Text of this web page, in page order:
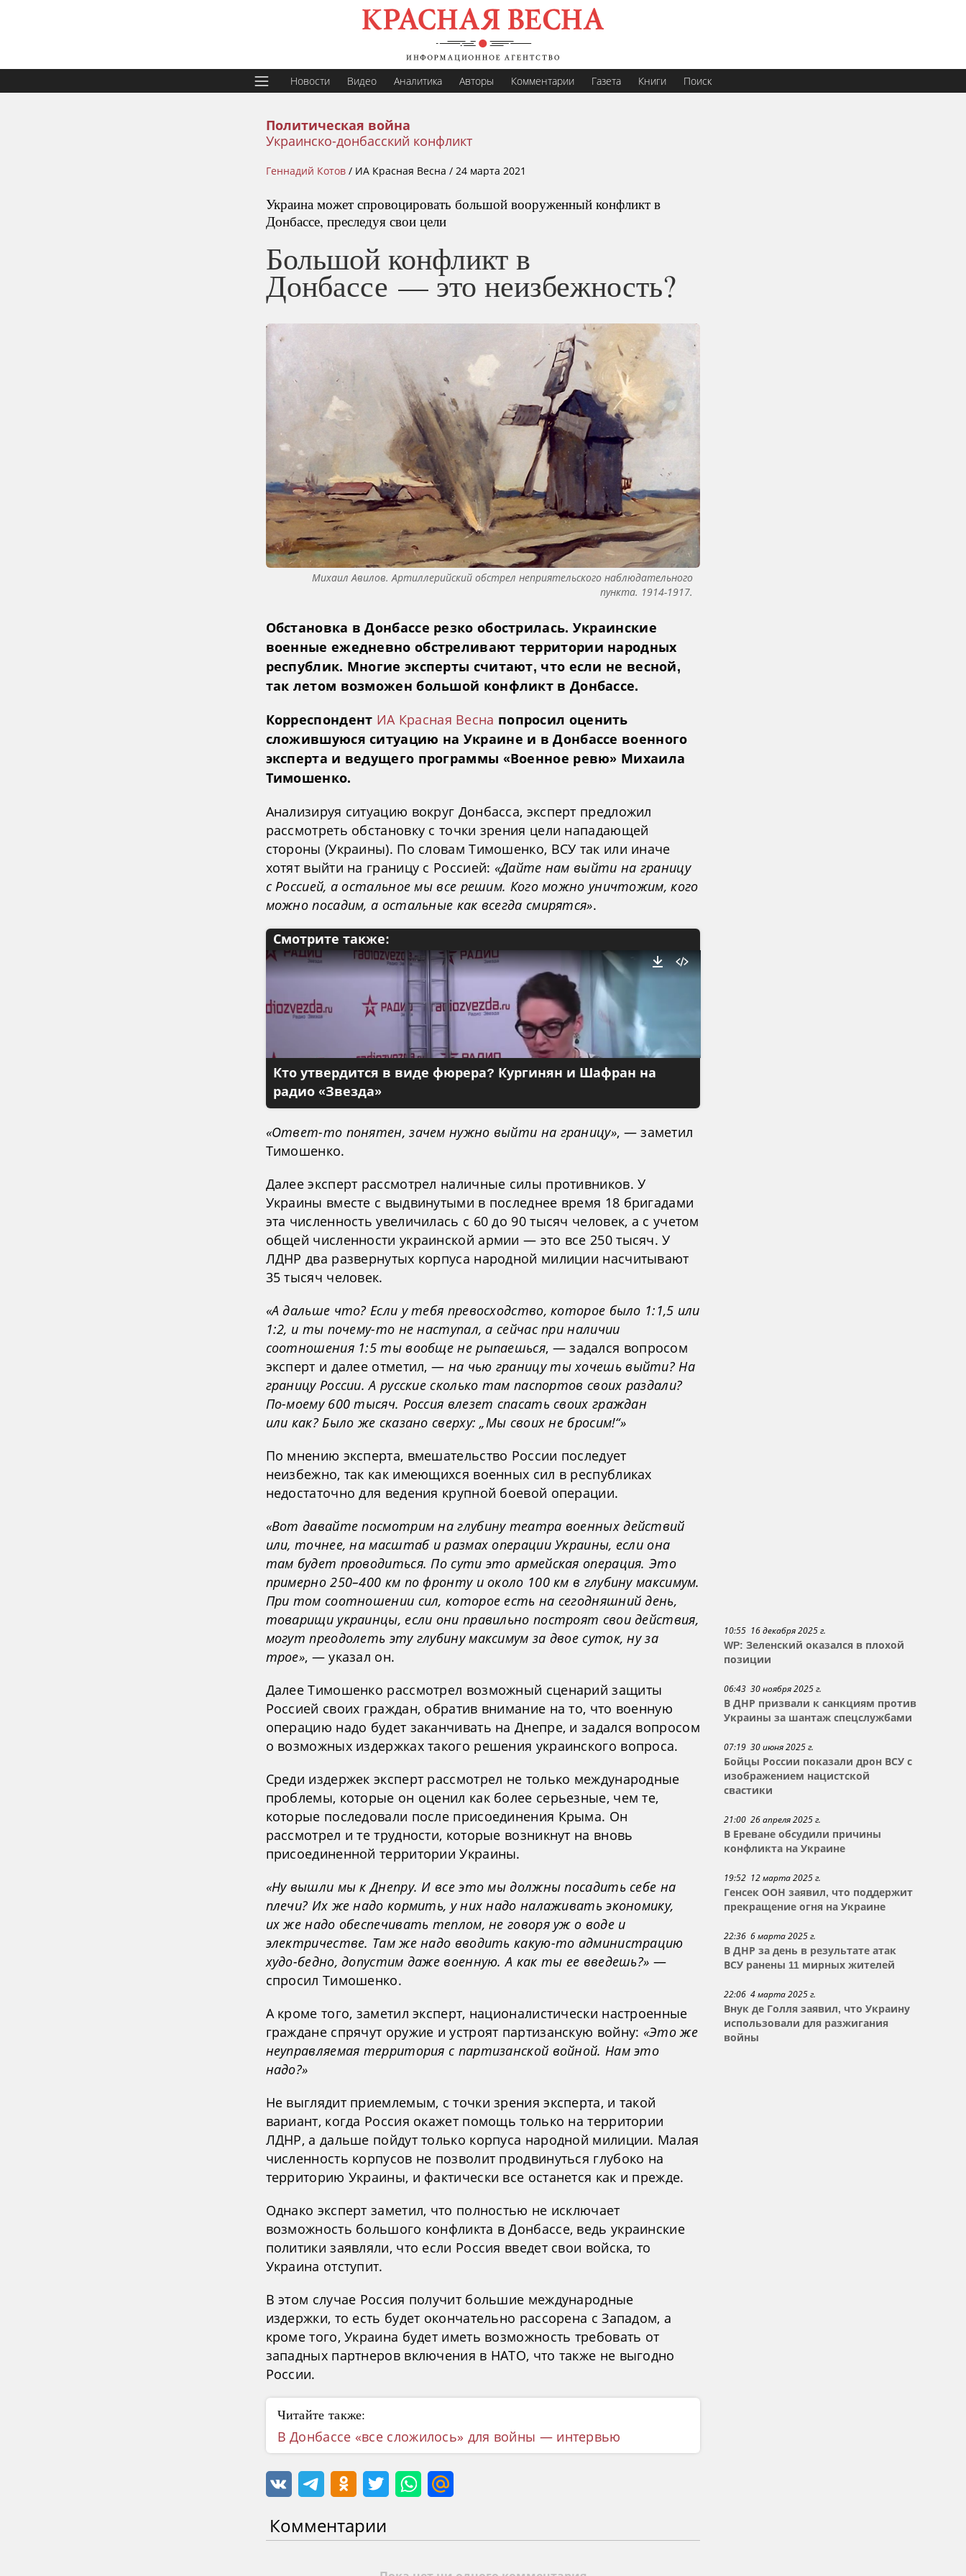
Новости Видео Аналитика Авторы Комментарии Газета Книги Поиск
Политическая война
Украинско-донбасский конфликт
Геннадий Котов/ ИА Красная Весна / 24 марта 2021
Украина может спровоцировать большой вооруженный конфликт в
Донбассе, преследуя свои цели
Большой конфликт в
Донбассе — это неизбежность?
Михаил Авилов. Артиллерийский обстрел неприятельского наблюдательного
пункта. 1914-1917.
Обстановка в Донбассе резко обострилась. Украинские
военные ежедневно обстреливают территории народных
республик. Многие эксперты считают, что если не весной,
так летом возможен большой конфликт в Донбассе.
Корреспондент ИА Красная Весна попросил оценить
сложившуюся ситуацию на Украине и в Донбассе военного
эксперта и ведущего программы «Военное ревю» Михаила
Тимошенко.
Анализируя ситуацию вокруг Донбасса, эксперт предложил
рассмотреть обстановку с точки зрения цели нападающей
стороны (Украины). По словам Тимошенко, ВСУ так или иначе
хотят выйти на границу с Россией: «Дайте нам выйти на границу
с Россией, а остальное мы все решим. Кого можно уничтожим, кого
можно посадим, а остальные как всегда смирятся».
Смотрите также:
Кто утвердится в виде фюрера? Кургинян и Шафран на
радио «Звезда»
«Ответ-то понятен, зачем нужно выйти на границу», — заметил
Тимошенко.
Далее эксперт рассмотрел наличные силы противников. У
Украины вместе с выдвинутыми в последнее время 18 бригадами
эта численность увеличилась с 60 до 90 тысяч человек, а с учетом
общей численности украинской армии — это все 250 тысяч. У
ЛДНР два развернутых корпуса народной милиции насчитывают
35 тысяч человек.
«А дальше что? Если у тебя превосходство, которое было 1:1,5 или
1:2, и ты почему-то не наступал, а сейчас при наличии
соотношения 1:5 ты вообще не рыпаешься, — задался вопросом
эксперт и далее отметил, — на чью границу ты хочешь выйти? На
границу России. А русские сколько там паспортов своих раздали?
По-моему 600 тысяч. Россия влезет спасать своих граждан
или как? Было же сказано сверху: „Мы своих не бросим!“»
По мнению эксперта, вмешательство России последует
неизбежно, так как имеющихся военных сил в республиках
недостаточно для ведения крупной боевой операции.
«Вот давайте посмотрим на глубину театра военных действий
или, точнее, на масштаб и размах операции Украины, если она
там будет проводиться. По сути это армейская операция. Это
примерно 250–400 км по фронту и около 100 км в глубину максимум.
При том соотношении сил, которое есть на сегодняшний день,
товарищи украинцы, если они правильно построят свои действия,
могут преодолеть эту глубину максимум за двое суток, ну за
трое», — указал он.
Далее Тимошенко рассмотрел возможный сценарий защиты
Россией своих граждан, обратив внимание на то, что военную
операцию надо будет заканчивать на Днепре, и задался вопросом
о возможных издержках такого решения украинского вопроса.
Среди издержек эксперт рассмотрел не только международные
проблемы, которые он оценил как более серьезные, чем те,
которые последовали после присоединения Крыма. Он
рассмотрел и те трудности, которые возникнут на вновь
присоединенной территории Украины.
«Ну вышли мы к Днепру. И все это мы должны посадить себе на
плечи? Их же надо кормить, у них надо налаживать экономику,
их же надо обеспечивать теплом, не говоря уж о воде и
электричестве. Там же надо вводить какую-то администрацию
худо-бедно, допустим даже военную. А как ты ее введешь?» —
спросил Тимошенко.
А кроме того, заметил эксперт, националистически настроенные
граждане спрячут оружие и устроят партизанскую войну: «Это же
неуправляемая территория с партизанской войной. Нам это
надо?»
Не выглядит приемлемым, с точки зрения эксперта, и такой
вариант, когда Россия окажет помощь только на территории
ЛДНР, а дальше пойдут только корпуса народной милиции. Малая
численность корпусов не позволит продвинуться глубоко на
территорию Украины, и фактически все останется как и прежде.
Однако эксперт заметил, что полностью не исключает
возможность большого конфликта в Донбассе, ведь украинские
политики заявляли, что если Россия введет свои войска, то
Украина отступит.
В этом случае Россия получит большие международные
издержки, то есть будет окончательно рассорена с Западом, а
кроме того, Украина будет иметь возможность требовать от
западных партнеров включения в НАТО, что также не выгодно
России.
Читайте также:
В Донбассе «все сложилось» для войны — интервью
Комментарии
10:55 16 декабря 2025 г.
WP: Зеленский оказался в плохой
позиции
06:43 30 ноября 2025 г.
В ДНР призвали к санкциям против
Украины за шантаж спецслужбами
07:19 30 июня 2025 г.
Бойцы России показали дрон ВСУ с
изображением нацистской
свастики
21:00 26 апреля 2025 г.
В Ереване обсудили причины
конфликта на Украине
19:52 12 марта 2025 г.
Генсек ООН заявил, что поддержит
прекращение огня на Украине
22:36 6 марта 2025 г.
В ДНР за день в результате атак
ВСУ ранены 11 мирных жителей
22:06 4 марта 2025 г.
Внук де Голля заявил, что Украину
использовали для разжигания
войны